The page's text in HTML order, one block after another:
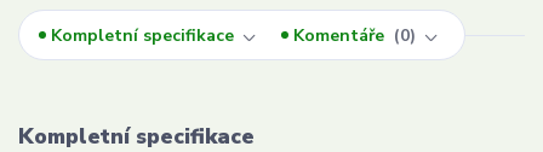
Kompletní specifikace Komentáře 0
Kompletní specifikace